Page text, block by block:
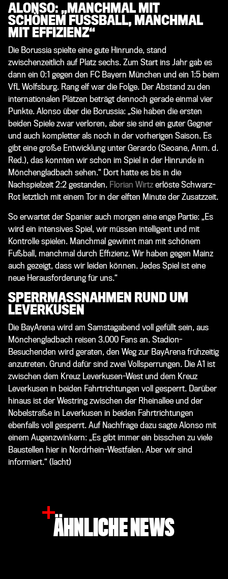
ALONSO: „MANCHMAL MIT
SCHÖNEM FUSSBALL, MANCHMAL M
IT EFFIZIENZ“
Die Borussia spielte eine gute Hinrunde, stand
zwischenzeitlich auf Platz sechs. Zum Start ins Jahr gab es
dann ein 0:1 gegen den FC Bayern München und ein 1:5 beim
VfL Wolfsburg. Rang elf war die Folge. Der Abstand zu den
internationalen Plätzen beträgt dennoch gerade einmal vier
Punkte. Alonso über die Borussia: „Sie haben die ersten
beiden Spiele zwar verloren, aber sie sind ein guter Gegner
und auch kompletter als noch in der vorherigen Saison. Es
gibt eine große Entwicklung unter Gerardo (Seoane, Anm. d.
Red.), das konnten wir schon im Spiel in der Hinrunde in
Mönchengladbach sehen.“ Dort hatte es bis in die
Nachspielzeit 2:2 gestanden. Florian Wirtz erlöste Schwarz-
Rot letztlich mit einem Tor in der elften Minute der Zusatzzeit.
So erwartet der Spanier auch morgen eine enge Partie: „Es
wird ein intensives Spiel, wir müssen intelligent und mit
Kontrolle spielen. Manchmal gewinnt man mit schönem
Fußball, manchmal durch Effizienz. Wir haben gegen Mainz
auch gezeigt, dass wir leiden können. Jedes Spiel ist eine
neue Herausforderung für uns.“
SPERRMASSNAHMEN RUND UM L
EVERKUSEN
Die BayArena wird am Samstagabend voll gefüllt sein, aus
Mönchengladbach reisen 3.000 Fans an. Stadion-
Besuchenden wird geraten, den Weg zur BayArena frühzeitig
anzutreten. Grund dafür sind zwei Vollsperrungen. Die A1 ist
zwischen dem Kreuz Leverkusen-West und dem Kreuz
Leverkusen in beiden Fahrtrichtungen voll gesperrt. Darüber
hinaus ist der Westring zwischen der Rheinallee und der
Nobelstraße in Leverkusen in beiden Fahrtrichtungen
ebenfalls voll gesperrt. Auf Nachfrage dazu sagte Alonso mit
einem Augenzwinkern: „Es gibt immer ein bisschen zu viele
Baustellen hier in Nordrhein-Westfalen. Aber wir sind
informiert.“ (lacht)
ÄHNLICHE NEWS